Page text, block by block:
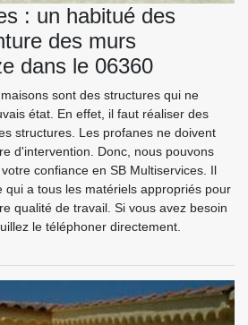
: un habitué des
des murs
dans le 06360
sont des structures qui ne
état. En effet, il faut réaliser des
structures. Les profanes ne doivent
d'intervention. Donc, nous pouvons
confiance en SB Multiservices. Il
qui a tous les matériels appropriés pour
qualité de travail. Si vous avez besoin
le téléphoner directement.